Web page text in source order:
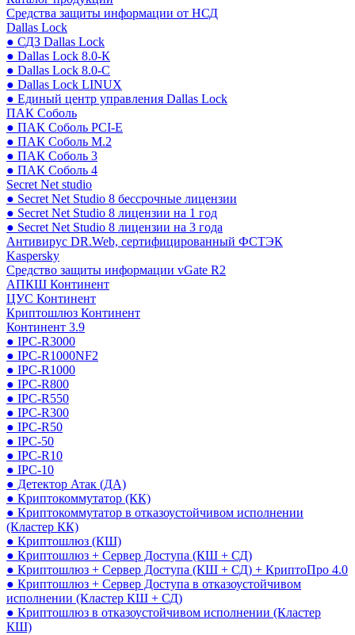
Средства защиты информации от НСД
Dallas Lock
● СДЗ Dallas Lock
● Dallas Lock 8.0-К
● Dallas Lock 8.0-С
● Dallas Lock LINUX
● Единый центр управления Dallas Lock
ПАК Соболь
● ПАК Соболь PCI-E
● ПАК Соболь М.2
● ПАК Соболь 3
● ПАК Соболь 4
Secret Net studio
● Secret Net Studio 8 бессрочные лицензии
● Secret Net Studio 8 лицензии на 1 год
● Secret Net Studio 8 лицензии на 3 года
Антивирус DR.Web, сертифицированный ФСТЭК
Kaspersky
Средство защиты информации vGate R2
АПКШ Континент
ЦУС Континент
Криптошлюз Континент
Континент 3.9
● IPC-R3000
● IPC-R1000NF2
● IPC-R1000
● IPC-R800
● IPC-R550
● IPC-R300
● IPC-R50
● IPC-50
● IPC-R10
● IPC-10
● Детектор Атак (ДА)
● Криптокоммутатор (КК)
● Криптокоммутатор в отказоустойчивом исполнении
(Кластер КК)
● Криптошлюз (КШ)
● Криптошлюз + Сервер Доступа (КШ + СД)
● Криптошлюз + Сервер Доступа (КШ + СД) + КриптоПро 4.0
● Криптошлюз + Сервер Доступа в отказоустойчивом
исполнении (Кластер КШ + СД)
● Криптошлюз в отказоустойчивом исполнении (Кластер
КШ)